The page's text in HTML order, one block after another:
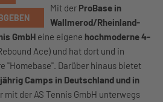
Mit der ProBase in
Wallmerod/Rheinland-
GmbH eine eigene hochmoderne 4-
Ace) und hat dort und in
"Homebase". Darüber hinaus bietet
Camps in Deutschland und in
mit der AS Tennis GmbH unterwegs